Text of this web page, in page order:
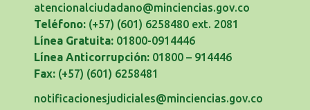
atencionalciudadano@minciencias.gov.co
Teléfono:(+57) (601) 6258480 ext. 2081
Línea Gratuita:01800-0914446
Línea Anticorrupción:01800 – 914446
Fax:(+57) (601) 6258481
notificacionesjudiciales@minciencias.gov.co